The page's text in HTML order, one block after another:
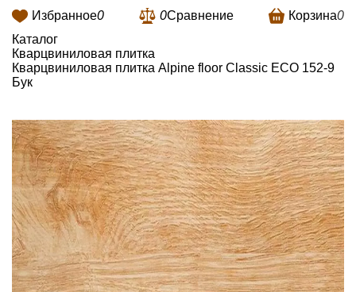
Избранное0 0Сравнение Корзина0
Каталог
Кварцвиниловая плитка
Кварцвиниловая плитка Alpine floor Classic ЕСО 152-9
Бук